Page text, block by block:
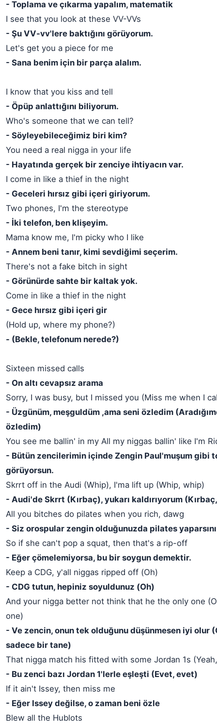
- Toplama ve çıkarma yapalım, matematik
I see that you look at these VV-VVs
- Şu VV-vv'lere baktığını görüyorum.
Let's get you a piece for me
- Sana benim için bir parça alalım.
I know that you kiss and tell
- Öpüp anlattığını biliyorum.
Who's someone that we can tell?
- Söyleyebileceğimiz biri kim?
You need a real nigga in your life
- Hayatında gerçek bir zenciye ihtiyacın var.
I come in like a thief in the night
- Geceleri hırsız gibi içeri giriyorum.
Two phones, I'm the stereotype
- İki telefon, ben klişeyim.
Mama know me, I'm picky who I like
- Annem beni tanır, kimi sevdiğimi seçerim.
There's not a fake bitch in sight
- Görünürde sahte bir kaltak yok.
Come in like a thief in the night
- Gece hırsız gibi içeri gir
(Hold up, where my phone?)
- (Bekle, telefonum nerede?)
Sixteen missed calls
- On altı cevapsız arama
Sorry, I was busy, but I missed you (Miss me when I
- Üzgünüm, meşguldüm ,ama seni özledim
özledim)
You see me ballin' in my All my niggas ballin' like I'm
- Bütün zencilerimin içinde Zengin Paul'muşum gibi
görüyorsun.
Skrrt off in the Audi (Whip), I'ma lift up (Whip, whip)
- Audi'de Skrrt (Kırbaç), yukarı kaldırıyorum
All you bitches do pilates when you rich, dawg
- Siz orospular zengin olduğunuzda pilates
So if she can't pop a squat, then that's a rip-off
- Eğer çömelemiyorsa, bu bir soygun demektir.
Keep a CDG, y'all niggas ripped off (Oh)
- CDG tutun, hepiniz soyuldunuz (Oh)
And your nigga better not think that he the only one
one)
- Ve zencin, onun tek olduğunu düşünmesen iyi olur
sadece bir tane)
That nigga match his fitted with some Jordan 1s
- Bu zenci bazı Jordan 1'lerle eşleşti (Evet, evet)
If it ain't Issey, then miss me
- Eğer Issey değilse, o zaman beni özle
Blew all the Hublots